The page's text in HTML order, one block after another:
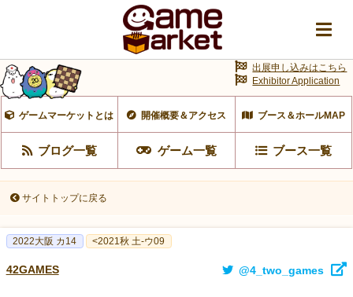
ゲームマーケットとは 開催概要＆アクセス ブース＆ホールMAP
ブログ一覧 ゲーム一覧 ブース一覧
出展申し込みはこちら
Exhibitor Application
サイトトップに戻る
2022大阪 カ14 <2021秋 土-ウ09
42GAMES @4_two_games